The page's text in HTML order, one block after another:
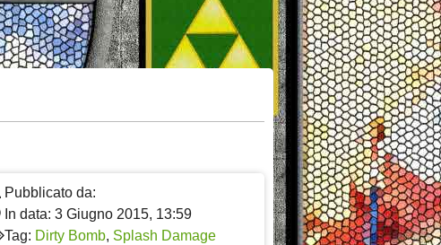
Pubblicato da:
In data: 3 Giugno 2015, 13:59
Tag: Dirty Bomb, Splash Damage